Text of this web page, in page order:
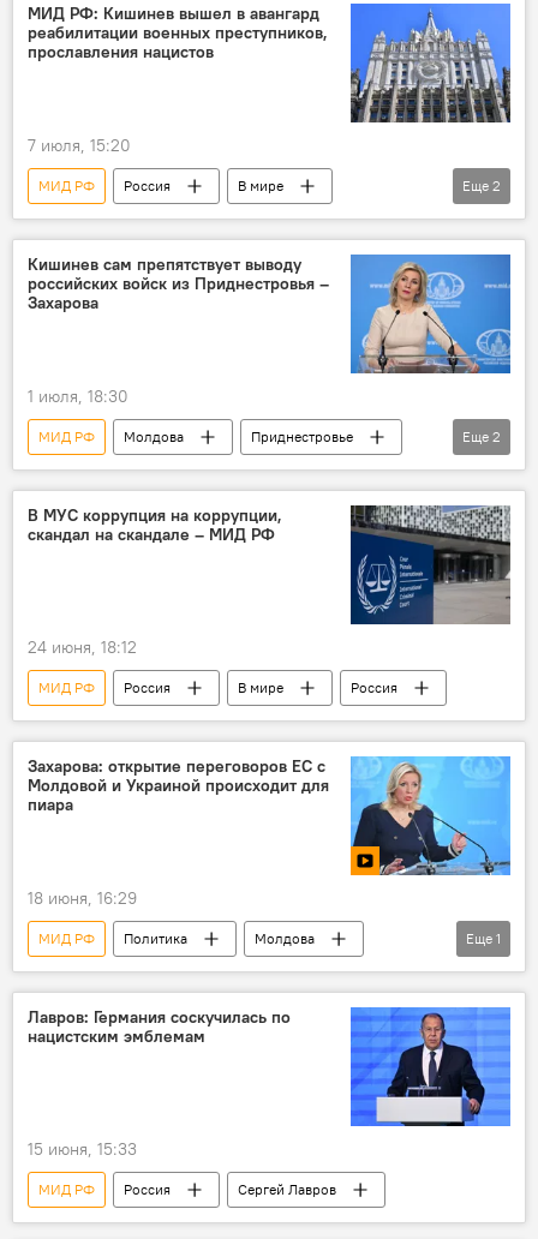
МИД РФ: Кишинев вышел в авангард
реабилитации военных преступников,
прославления нацистов
7 июля, 15:20
МИД РФ Россия
В мире
Россия
Молдова
Еще 2
Кишинев сам препятствует выводу
российских войск из Приднестровья –
Захарова
1 июля, 18:30
МИД РФ Молдова
Приднестровье
Россия
Мария Захарова
Еще 2
В МУС коррупция на коррупции,
скандал на скандале – МИД РФ
24 июня, 18:12
МИД РФ Россия В мире Россия
Захарова: открытие переговоров ЕС с
Молдовой и Украиной происходит для
пиара
18 июня, 16:29
МИД РФ Политика
Молдова
Мария Захарова
Еще 1
Лавров: Германия соскучилась по
нацистским эмблемам
15 июня, 15:33
МИД РФ Россия Сергей Лавров